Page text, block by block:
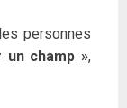
personnes
un champ »,